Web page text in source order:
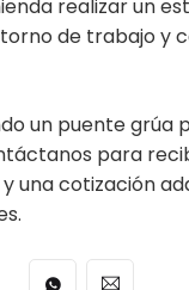
realizar un
de trabajo y
un puente grúa
para
una cotización